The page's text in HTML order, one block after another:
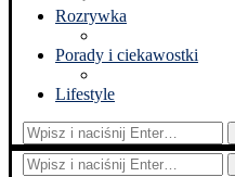
Rozrywka
Porady i ciekawostki
Lifestyle